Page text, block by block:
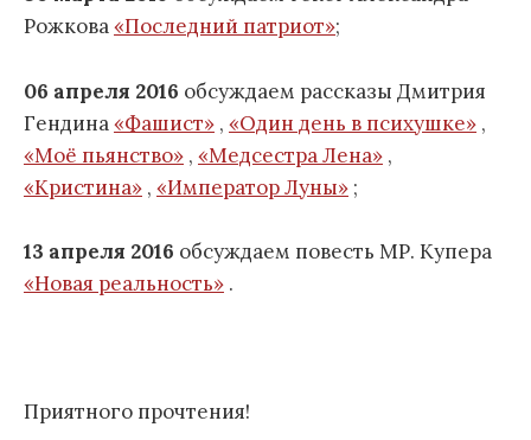
Рожкова«Последний патриот»;
06 апреля 2016 обсуждаем рассказы Дмитрия
Гендина«Фашист» , «Один день в психушке» ,
«Моё пьянство» , «Медсестра Лена» ,
«Кристина» , «Император Луны» ;
13 апреля 2016 обсуждаем повесть МР. Купера
«Новая реальность» .
Приятного прочтения!